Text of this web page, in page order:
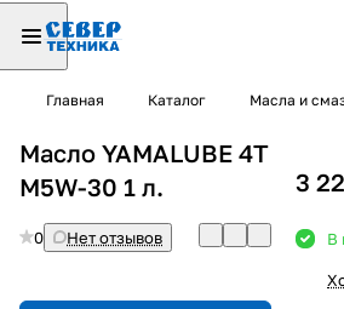
Главная Каталог Масла и
Масло YAMALUBE 4Т
M5W-30 1 л.
0 Нет отзывов
3
В